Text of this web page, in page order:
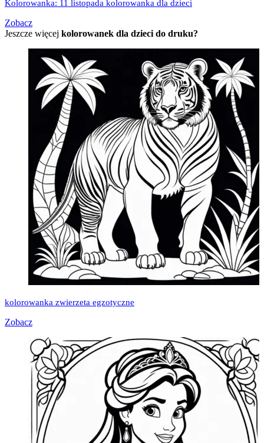
Kolorowanka: 11 listopada kolorowanka dla dzieci
Zobacz
Jeszcze więcej kolorowanek dla dzieci do druku?
kolorowanka zwierzeta egzotyczne
Zobacz